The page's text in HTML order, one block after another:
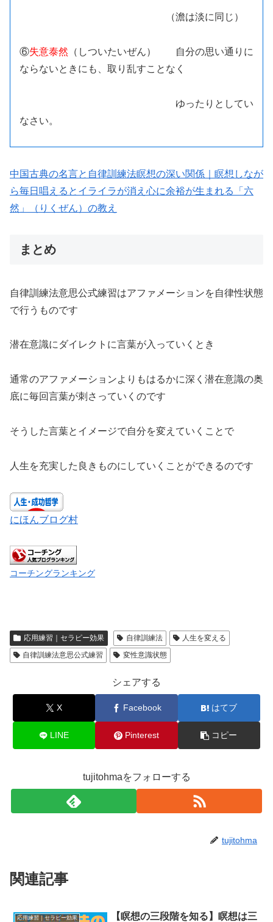
（澹は淡に同じ）
⑥失意泰然 （しついたいぜん） 自分の思い通りに
ならないときにも、取り乱すことなく
ゆったりとしてい
なさい。
中国古典の名言と自律訓練法瞑想の深い関係｜瞑想しなが
ら毎日唱えるとイライラが消え心に余裕が生まれる「六
然」（りくぜん）の教え
まとめ
自律訓練法意思公式練習はアファメーションを自律性状態
で行うものです
潜在意識にダイレクトに言葉が入っていくとき
通常のアファメーションよりもはるかに深く潜在意識の奥
底に毎回言葉が刺さっていくのです
そうした言葉とイメージで自分を変えていくことで
人生を充実した良きものにしていくことができるのです
にほんブログ村
コーチングランキング
応用練習｜セラピー効果 自律訓練法
人生を変える
自律訓練法意思公式練習
変性意識状態
シェアする
X Facebook はてブ
LINE Pinterest コピー
tujitohmaをフォローする
tujitohma
関連記事
応用練習｜セラピー効果
【瞑想の三段階を知る】瞑想は三